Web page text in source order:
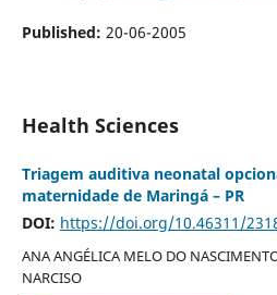
Published: 20-06-2005
Health Sciences
Triagem auditiva neonatal
maternidade de Maringá – PR
DOI: https://doi.org/10.46311/
ANA ANGÉLICA MELO DO
NARCISO